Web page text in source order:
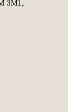
3M1,